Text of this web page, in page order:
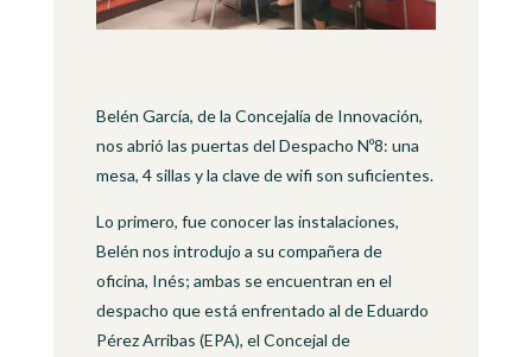
Belén García, de la Concejalía de Innovación,
nos abrió las puertas del Despacho Nº8: una
mesa, 4 sillas y la clave de wifi son suficientes.
Lo primero, fue conocer las instalaciones,
Belén nos introdujo a su compañera de
oficina, Inés; ambas se encuentran en el
despacho que está enfrentado al de Eduardo
Pérez Arribas (EPA), el Concejal de